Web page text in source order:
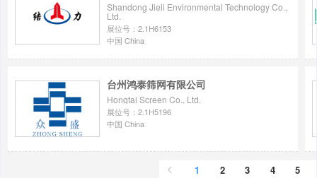
Shandong Jieli Environmental Technology Co.,
Ltd.
展位号：2.1H6153
中国 China
台州鸿泰筛网有限公司
Hongtai Screen Co., Ltd.
展位号：2.1H5196
中国 China
1 2 3 4 5